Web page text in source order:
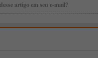
artigo em seu e-mail?